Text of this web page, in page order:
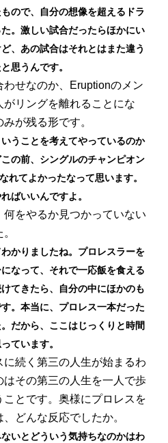
ので、自分の想像を超えるドラ
。激しい試合だったらほかにい
、あの試合はそれとはまた違う
思うんです。
せなのか、Eruptionのメン
リングを離れることにな
が残る形です。
うことを考えてやっているのか
の前、シングルのチャンピオン
れてよかったなって思います。
ばいいんですよ。
をやるか見つかっていない
かりましたね。プロレスラーを
なって、それで一応飯を食える
てきたら、自分の中にほかのも
。本当に、プロレス一本だった
だから、ここはじっくりと時間
ています。
続く第三の人生が始まるわ
はその第三の人生を一人で歩
ことです。奥様にプロレスを
どんな反応でしたか。
いとどういう気持ちなのかはわ